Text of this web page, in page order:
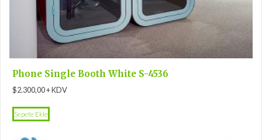
Phone Single Booth White S-4536
$2.300,00+ KDV
Sepete Ekle